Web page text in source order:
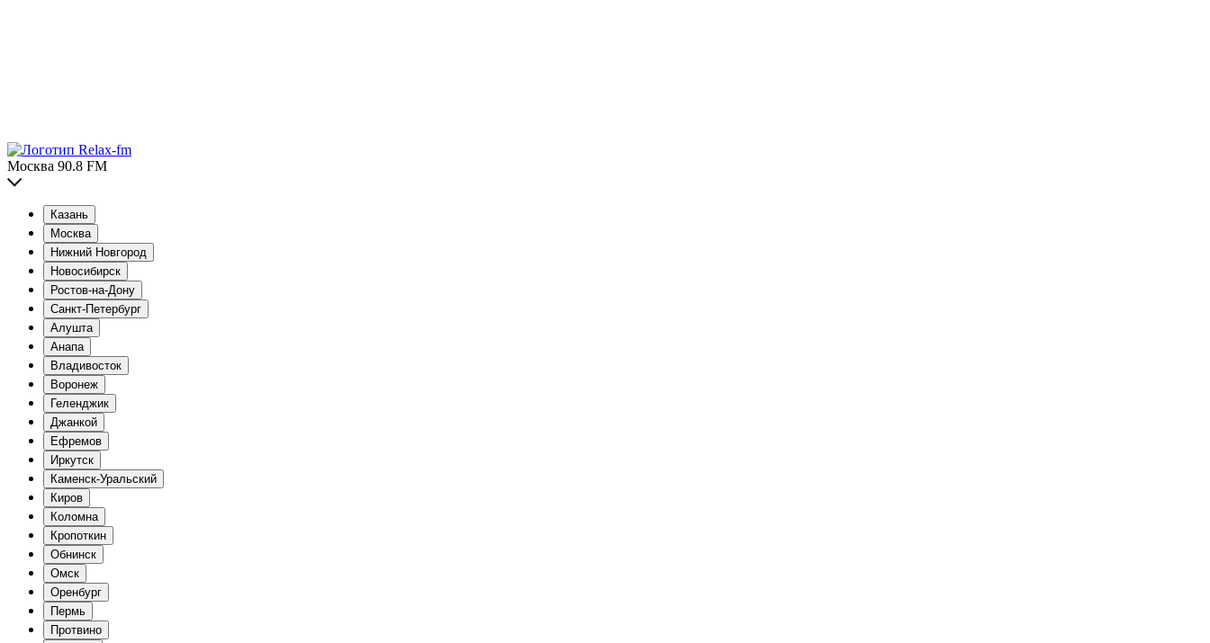
Москва 90.8 FM
Казань
Москва
Нижний Новгород
Новосибирск
Ростов-на-Дону
Санкт-Петербург
Алушта
Анапа
Владивосток
Воронеж
Геленджик
Джанкой
Ефремов
Иркутск
Каменск-Уральский
Киров
Коломна
Кропоткин
Обнинск
Омск
Оренбург
Пермь
Протвино